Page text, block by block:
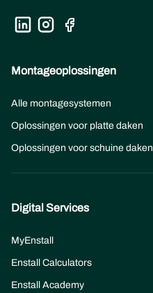
Montageoplossingen
Alle montagesystemen
Oplossingen voor platte daken
Oplossingen voor schuine daken
Digital Services
MyEnstall
Enstall Calculators
Enstall Academy